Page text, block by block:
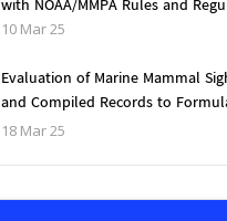
with NOAA/MMPA Rules and
10 Mar 25
Evaluation of Marine Mammal
and Compiled Records to
Effective Mitigation Measures for
18 Mar 25